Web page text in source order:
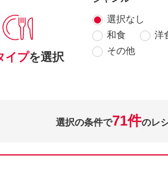
イプを選択
選択なし
和食
洋
その他
選択の条件で71件のレ